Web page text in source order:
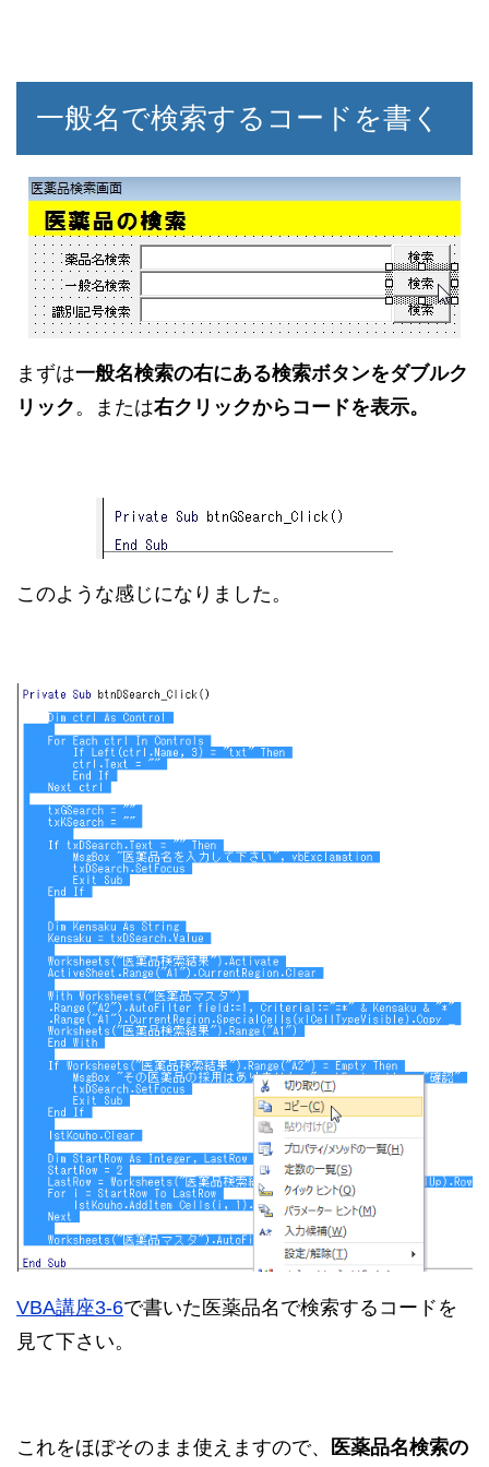
一般名で検索するコードを書く
まずは一般名検索の右にある検索ボタンをダブルク
リック。または右クリックからコードを表示。
このような感じになりました。
VBA講座3-6で書いた医薬品名で検索するコードを
見て下さい。
これをほぼそのまま使えますので、 医薬品名検索の